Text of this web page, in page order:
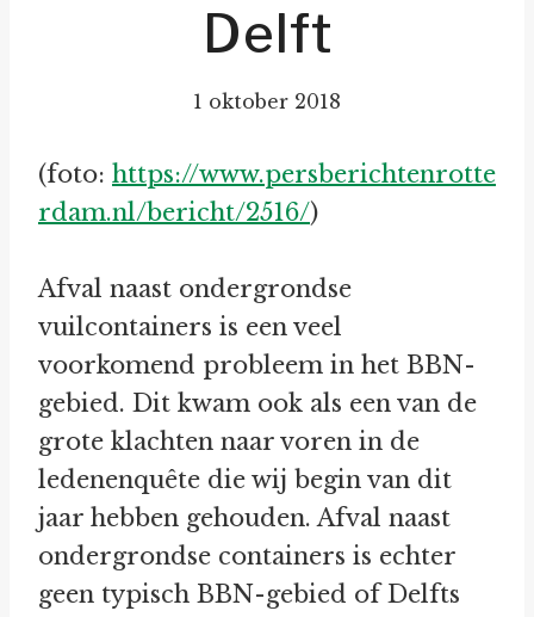
Delft
1 oktober 2018
(foto: https://www.persberichtenrotte
rdam.nl/bericht/2516/)
Afval naast ondergrondse
vuilcontainers is een veel
voorkomend probleem in het BBN-
gebied. Dit kwam ook als een van de
grote klachten naar voren in de
ledenenquête die wij begin van dit
jaar hebben gehouden. Afval naast
ondergrondse containers is echter
geen typisch BBN-gebied of Delfts